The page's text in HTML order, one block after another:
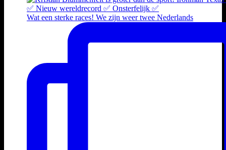
Wat een sterke races! We zijn weer twee Nederlands